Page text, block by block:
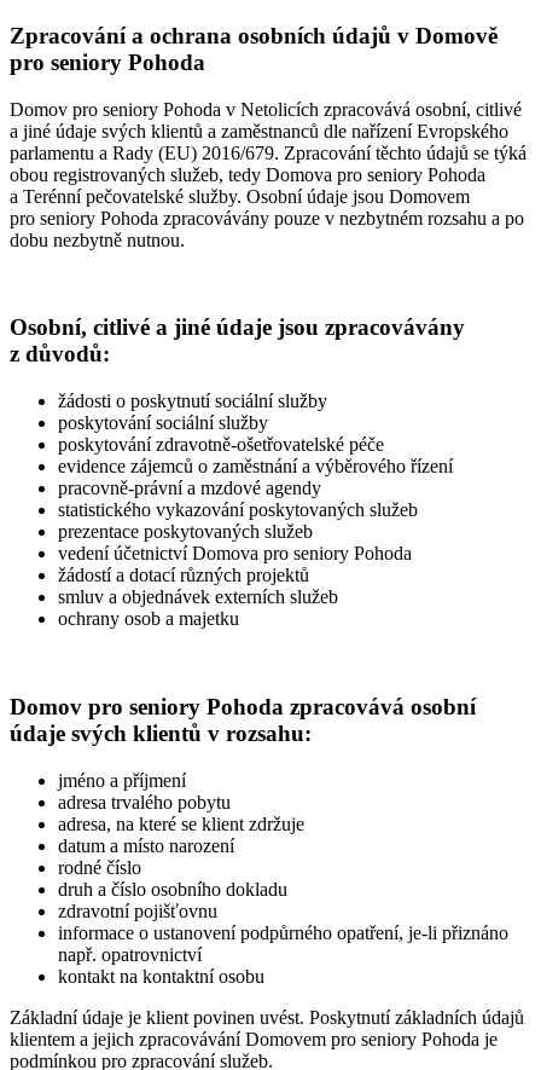
Zpracování a ochrana osobních údajů v Domově
pro seniory Pohoda
Domov pro seniory Pohoda v Netolicích zpracovává osobní, citlivé
a jiné údaje svých klientů a zaměstnanců dle nařízení Evropského
parlamentu a Rady (EU) 2016/679. Zpracování těchto údajů se týká
obou registrovaných služeb, tedy Domova pro seniory Pohoda
a Terénní pečovatelské služby. Osobní údaje jsou Domovem
pro seniory Pohoda zpracovávány pouze v nezbytném rozsahu a po
dobu nezbytně nutnou.
Osobní, citlivé a jiné údaje jsou zpracovávány
z důvodů:
žádosti o poskytnutí sociální služby
poskytování sociální služby
poskytování zdravotně-ošetřovatelské péče
evidence zájemců o zaměstnání a výběrového řízení
pracovně-právní a mzdové agendy
statistického vykazování poskytovaných služeb
prezentace poskytovaných služeb
vedení účetnictví Domova pro seniory Pohoda
žádostí a dotací různých projektů
smluv a objednávek externích služeb
ochrany osob a majetku
Domov pro seniory Pohoda zpracovává osobní
údaje svých klientů v rozsahu:
jméno a příjmení
adresa trvalého pobytu
adresa, na které se klient zdržuje
datum a místo narození
rodné číslo
druh a číslo osobního dokladu
zdravotní pojišťovnu
informace o ustanovení podpůrného opatření, je-li přiznáno
např. opatrovnictví
kontakt na kontaktní osobu
Základní údaje je klient povinen uvést. Poskytnutí základních údajů
klientem a jejich zpracovávání Domovem pro seniory Pohoda je
podmínkou pro zpracování služeb.